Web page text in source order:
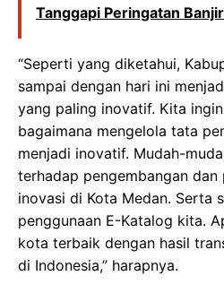
Tanggapi Peringatan
“Seperti yang diketahui,
sampai dengan hari ini
yang paling inovatif. Kita
bagaimana mengelola tata
menjadi inovatif. Mudah-
terhadap pengembangan
inovasi di Kota Medan. Serta
penggunaan E-Katalog kita.
kota terbaik dengan hasil
di Indonesia,” harapnya.